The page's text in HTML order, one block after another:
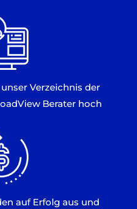
Verzeichnis der
Berater hoch
auf Erfolg aus und